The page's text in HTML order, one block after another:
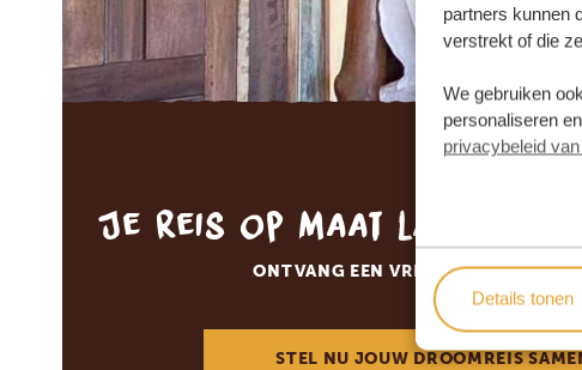
partners kunnen
verstrekt of die
We gebruiken
personaliseren
privacybeleid
Details tonen
Je reis op maat laten
ONTVANG EEN VRIJBLIJVENDE
STEL NU JOUW DROOMREIS